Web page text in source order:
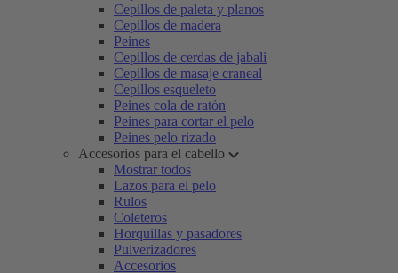
Cepillos de paleta y planos
Cepillos de madera
Peines
Cepillos de cerdas de jabalí
Cepillos de masaje craneal
Cepillos esqueleto
Peines cola de ratón
Peines para cortar el pelo
Peines pelo rizado
Accesorios para el cabello
Mostrar todos
Lazos para el pelo
Rulos
Coleteros
Horquillas y pasadores
Pulverizadores
Accesorios